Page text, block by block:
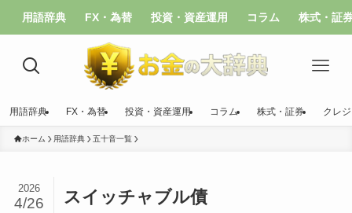
用語辞典 FX・為替 投資・資産運用 コラム 株式・証
用語辞典 FX・為替 投資・資産運用 コラム 株式・証券 クレ
ホーム 用語辞典 五十音一覧
スイッチャブル債
2026
4/26